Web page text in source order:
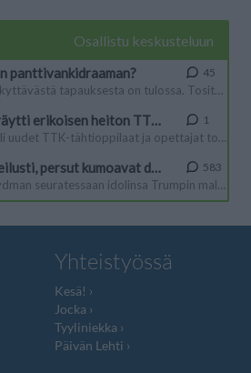
Yhteistyössä
Kesä!
Jocka
Tyyliniekka
Päivän Lehti